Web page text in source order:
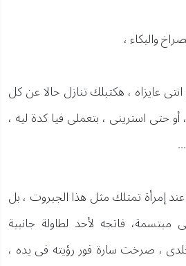
والبكاء ،
عايزاه ، هكتبلك تنازل حالا عن كل
حتى استرينى ، بتعملى فيا كدة ليه ،
عند إمرأة تمتلك مثل هذا الجبروت ، بل
فاتجه لأحد لطاولة جانبية
، صرخت سارة فور رؤيته فى يده ،